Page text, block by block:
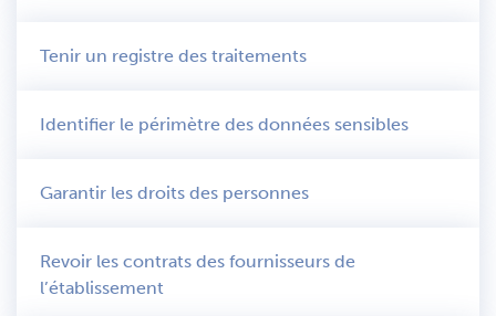
Tenir un registre des traitements
Identifier le périmètre des données sensibles
Garantir les droits des personnes
Revoir les contrats des fournisseurs de
l’établissement